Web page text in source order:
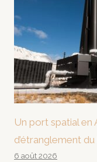
Un port spatial
d’étranglement
6 août 2026